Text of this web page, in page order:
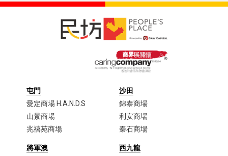
屯門
愛定商場 H.A.N.D.S
山景商場
兆禧苑商場
沙田
錦泰商場
利安商場
秦石商場
將軍澳
西九龍